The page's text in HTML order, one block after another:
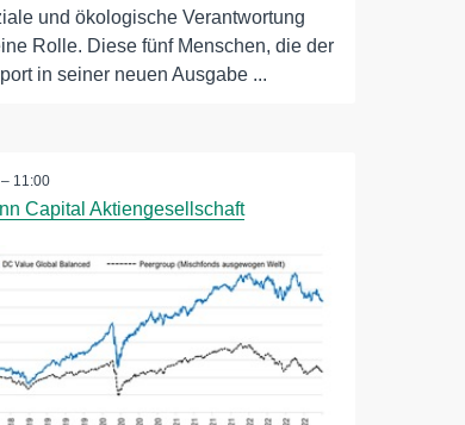
und ökologische Verantwortung
Rolle. Diese fünf Menschen, die der
in seiner neuen Ausgabe ...
11:00
Capital Aktiengesellschaft